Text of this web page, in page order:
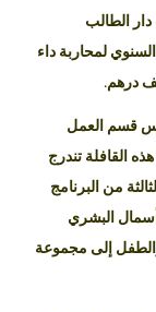
الطالب
لمحاربة داء
قسم العمل
القافلة تندرج
من البرنامج
البشري
والطفل إلى مجموعة